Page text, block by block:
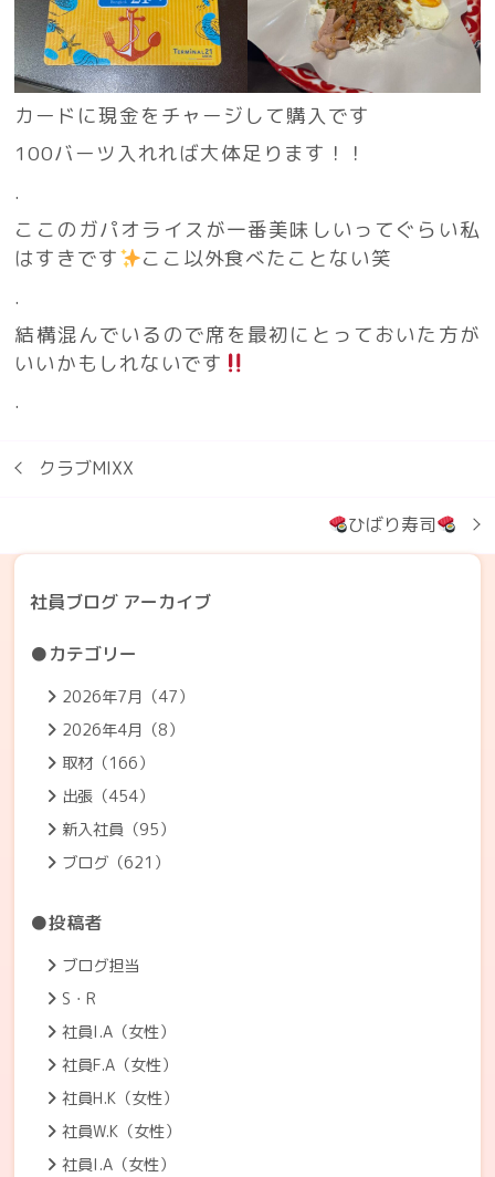
カードに現金をチャージして購入です
100バーツ入れれば大体足ります！！
.
ここのガパオライスが一番美味しいってぐらい私
はすきです
ここ以外食べたことない笑
.
結構混んでいるので席を最初にとっておいた方が
いいかもしれないです
.
クラブMIXX
ひばり寿司
社員ブログ アーカイブ
●カテゴリー
2026年7月（47）
2026年4月（8）
取材（166）
出張（454）
新入社員（95）
ブログ（621）
●投稿者
ブログ担当
S・R
社員I.A（女性）
社員F.A（女性）
社員H.K（女性）
社員W.K（女性）
社員I.A（女性）